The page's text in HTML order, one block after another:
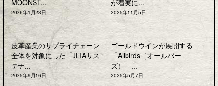
MOONST...
2026年1月23日
が着実に...
2025年11月5日
皮革産業のサプライチェーン
全体を対象にした「JLIAサス
テナ...
2025年9月16日
ゴールドウインが展開する
「Allbirds（オールバー
ズ）」...
2025年5月7日